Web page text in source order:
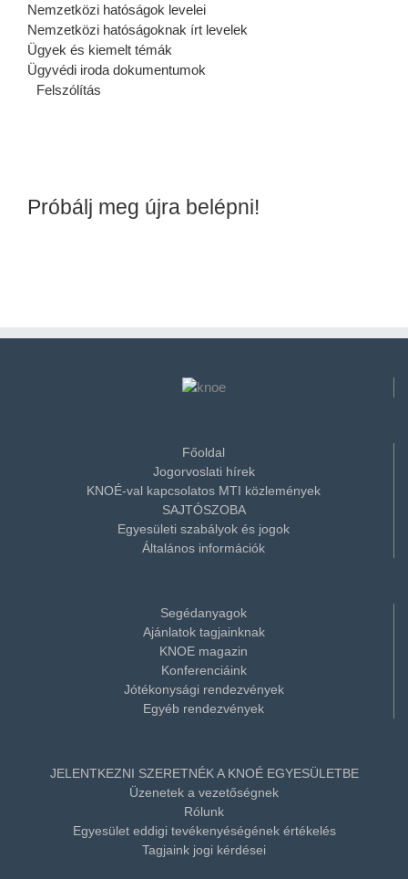
Próbálj meg újra belépni!
Nemzetközi hatóságok levelei
Nemzetközi hatóságoknak írt levelek
Ügyek és kiemelt témák
Ügyvédi iroda dokumentumok
Felszólítás
Főoldal
Jogorvoslati hírek
KNOÉ-val kapcsolatos MTI közlemények
SAJTÓSZOBA
Egyesületi szabályok és jogok
Általános információk
Segédanyagok
Ajánlatok tagjainknak
KNOE magazin
Konferenciáink
Jótékonysági rendezvények
Egyéb rendezvények
JELENTKEZNI SZERETNÉK A KNOÉ EGYESÜLETBE
Üzenetek a vezetőségnek
Rólunk
Egyesület eddigi tevékenyéségének értékelés
Tagjaink jogi kérdései